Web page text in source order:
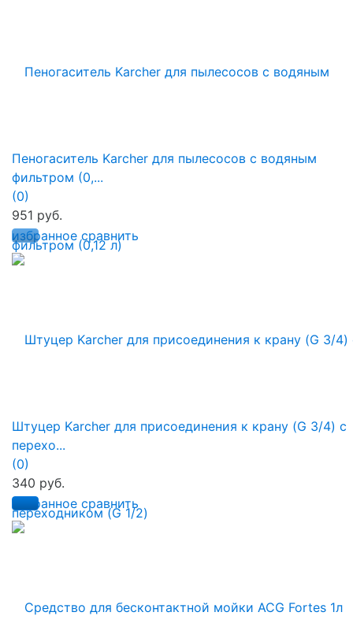
избранное сравнить
Пеногаситель Karcher для пылесосов с водяным
фильтром (0,...
(0)
951 руб.
избранное сравнить
Штуцер Karcher для присоединения к крану (G 3/4) с
перехо...
(0)
340 руб.